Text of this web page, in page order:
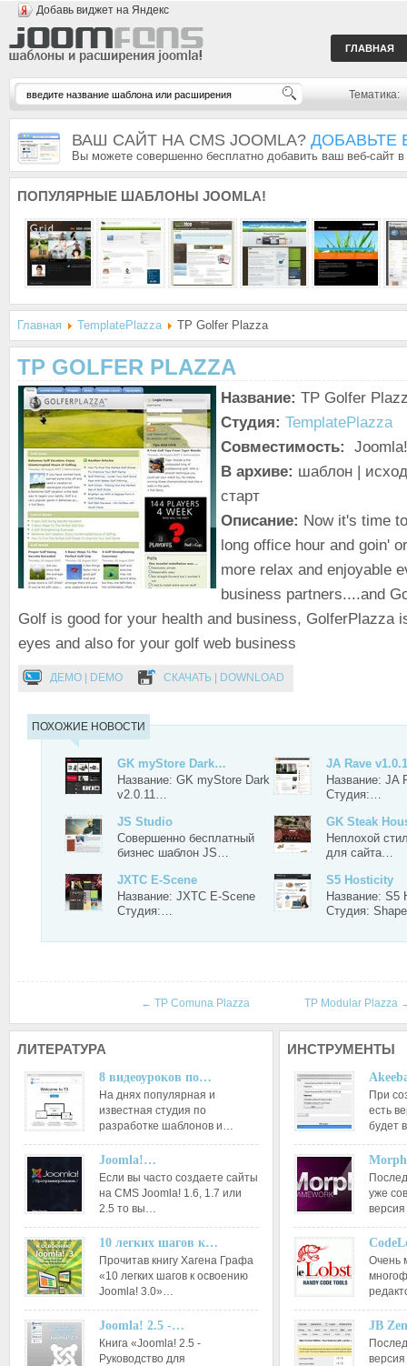
Добавь виджет на Яндекс
ГЛАВНАЯ
Тематика:
ВАШ САЙТ НА CMS JOOMLA? ДОБАВЬТЕ
Вы можете совершенно бесплатно добавить ваш веб-сайт
ПОПУЛЯРНЫЕ ШАБЛОНЫ JOOMLA!
Главная TemplatePlazza TP Golfer Plazza
TP GOLFER PLAZZA
Название: TP Golfer
Студия: TemplatePlazza
Совместимость:
В архиве: шаблон |
старт
Описание: Now it's time
long office hour and goin'
more relax and enjoyable
business partners....and
Golf is good for your health and business, GolferPlazza
eyes and also for your golf web business
ДЕМО | DEMO СКАЧАТЬ | DOWNLOAD
ПОХОЖИЕ НОВОСТИ
GK myStore Dark…
Название: GK myStore Dark
v2.0.11…
JA Rave v1.0.1
Название: JA
Студия:…
JS Studio
Совершенно бесплатный
бизнес шаблон JS…
GK Steak
Неплохой
для сайта…
JXTC E-Scene
Название: JXTC E-Scene
Студия:…
S5 Hosticity
Название: S5
Студия:
← TP Comuna Plazza TP Modular Plazza
ЛИТЕРАТУРА
8 видеоуроков по…
На днях популярная и
известная студия по
разработке шаблонов и…
Joomla!…
Если вы часто создаете сайты
на CMS Joomla! 1.6, 1.7 или
2.5 то вы…
10 легких шагов к…
Прочитав книгу Хагена Графа
«10 легких шагов к освоению
Joomla! 3.0»…
Joomla! 2.5 -…
Книга «Joomla! 2.5 -
Руководство для
ИНСТРУМЕНТЫ
При
есть
будет
уже
Очень
JB